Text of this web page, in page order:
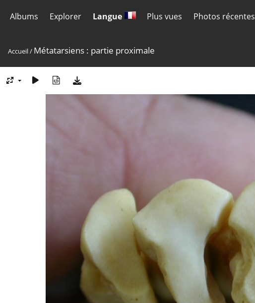
Albums Explorer Langue Plus vues Photos récentes
Accueil/ Métatarsiens : partie proximale